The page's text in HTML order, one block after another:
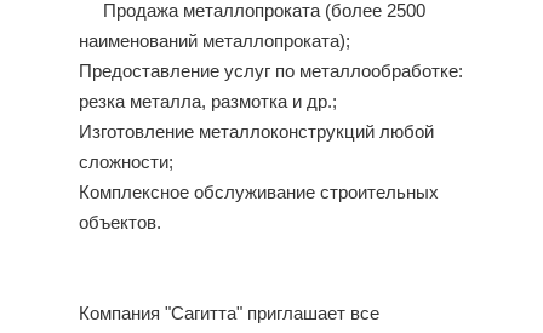
Продажа металлопроката (более 2500
наименований металлопроката);
Предоставление услуг по металлообработке:
резка металла, размотка и др.;
Изготовление металлоконструкций любой
сложности;
Комплексное обслуживание строительных
объектов.
Компания "Сагитта" приглашает все